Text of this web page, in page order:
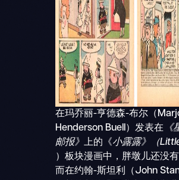
在玛乔丽-亨德森-布尔（
Henderson Buell）发表在 《
邮报》 上的《小露露》（
）板块漫画中，胖墩儿还没有
而在约翰-斯坦利（John